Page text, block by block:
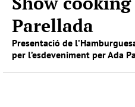
Parellada
Presentació de
per l’esdeveniment per Ada